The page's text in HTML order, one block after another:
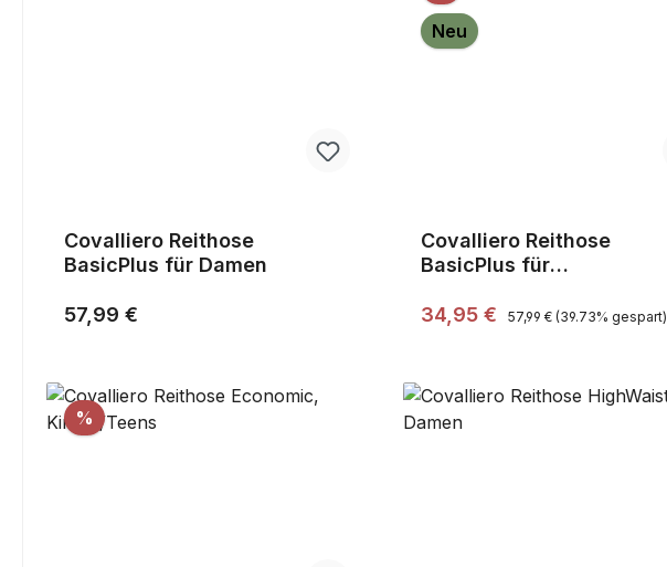
Covalliero Reithose
BasicPlus für Damen
Regulärer Preis:
57,99 €
Neu
Covalliero Reithose
BasicPlus für
Verkaufspreis:
34,95 € Regulärer Preis:
57,99 € (39.73% gespart)
% Rabatt